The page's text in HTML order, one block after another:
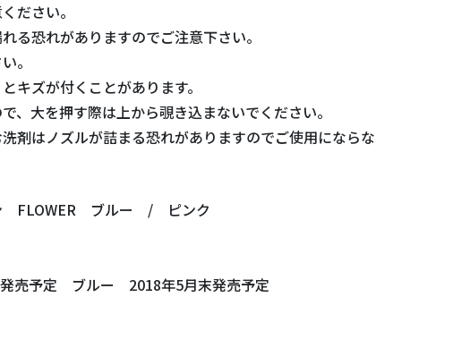
ださい。
る恐れがありますのでご注意下さい。
。
キズが付くことがあります。
、大を押す際は上から覗き込まないでください。
剤はノズルが詰まる恐れがありますのでご使用にならな
FLOWER ブルー / ピンク
売予定 ブルー 2018年5月末発売予定